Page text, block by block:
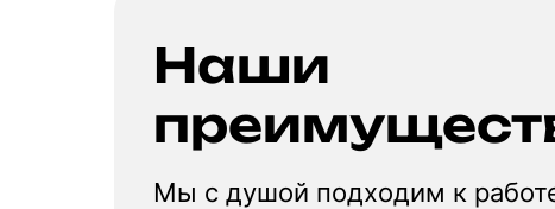
Наши
Мы с душой подходим к